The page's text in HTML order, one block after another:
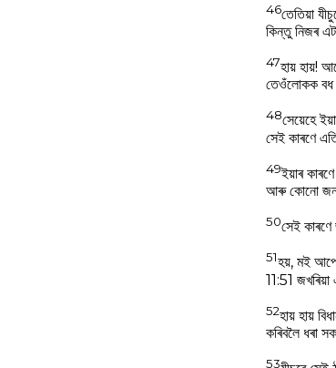
46তেতিয়া
কিন্তু নিজৰ
47হায় হায়!
তেওঁলোকক বধ
48সেয়েহে
সেই কাৰণে
49ইয়াৰ
আৰু কোনো
50সেই
51হয়, মই
11:51
52হায় হায়
কৰিবলৈ ধৰা
53